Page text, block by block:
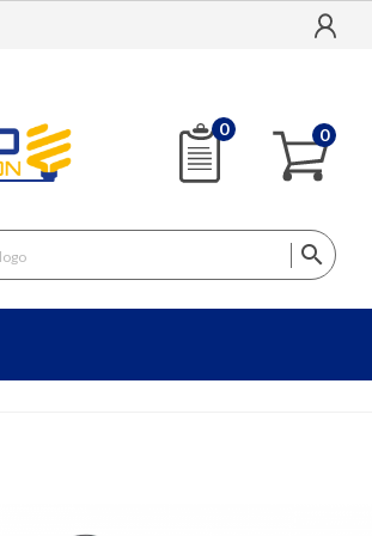
0 0
